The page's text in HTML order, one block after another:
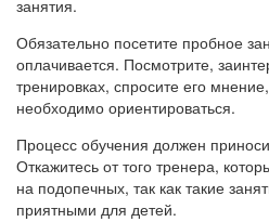
занятия.
Обязательно посетите пробное
оплачивается. Посмотрите,
тренировках, спросите его
необходимо ориентироваться.
Процесс обучения должен
Откажитесь от того тренера,
на подопечных, так как такие
приятными для детей.